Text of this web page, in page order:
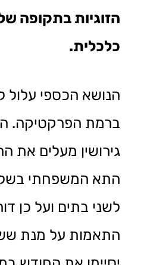
הזוגיות בתקופה
כלכלית.
הנושא הכספי עלול
ברמת הפרקטיקה.
גירושין מעלים את
התא המשפחתי
לשני בתים ועל כן
התאמות על מנת